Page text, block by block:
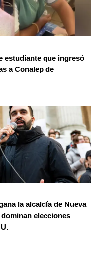
estudiante que ingresó
a Conalep de
la alcaldía de Nueva
elecciones